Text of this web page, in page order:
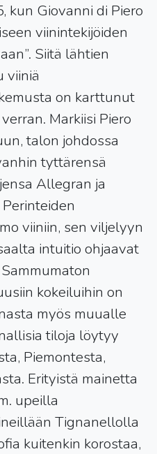
kun Giovanni di Piero
viinintekijöiden
Siitä lähtien
viiniä
on karttunut
Markiisi Piero
talon johdossa
tyttärensä
Allegran ja
viiniin, sen viljelyyn
intuitio ohjaavat
kokeiluihin on
myös muualle
tiloja löytyy
Piemontesta,
Erityistä mainetta
upeilla
Tignanellolla
kuitenkin korostaa,